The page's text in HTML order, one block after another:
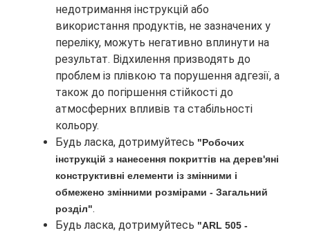
недотримання інструкцій або
використання продуктів, не зазначених у
переліку, можуть негативно вплинути на
результат. Відхилення призводять до
проблем із плівкою та порушення адгезії, а
також до погіршення стійкості до
атмосферних впливів та стабільності
кольору.
Будь ласка, дотримуйтесь "Робочих
інструкцій з нанесення покриттів на дерев'яні
конструктивні елементи із змінними і
обмежено змінними розмірами - Загальний
розділ".
Будь ласка, дотримуйтесь "ARL 505 -